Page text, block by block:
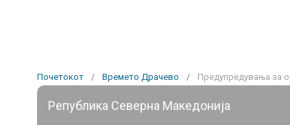
Почетокот / Времето Драчево / Предупредувања за
Република Северна Македонија